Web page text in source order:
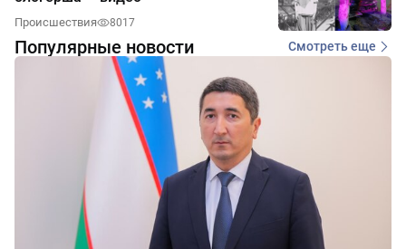
Происшествия 8017
Популярные новости Смотреть еще